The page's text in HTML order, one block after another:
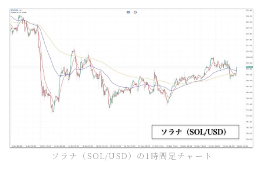
ソラナ（SOL/USD）の1時間足チャート